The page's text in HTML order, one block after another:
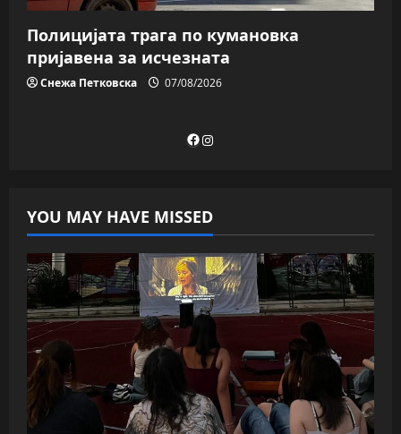
Полицијата трага пo кумановка
пријавена за исчезната
Снежа Петковска 07/08/2026
Facebook
Instagram
YOU MAY HAVE MISSED